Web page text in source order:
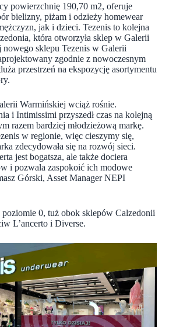
powierzchnię 190,70 m2, oferuje
bielizny, piżam i odzieży homewear
jak i dzieci. Tezenis to kolejna
która otworzyła sklep w Galerii
sklepu Tezenis w Galerii
zgodnie z nowoczesnym
przestrzeń na ekspozycję asortymentu
Warmińskiej wciąż rośnie.
i Intimissimi przyszedł czas na kolejną
razem bardziej młodzieżową markę.
w regionie, więc cieszymy się,
zdecydowała się na rozwój sieci.
jest bogatsza, ale także dociera
i pozwala zaspokoić ich modowe
Górski, Asset Manager NEPI
0, tuż obok sklepów Calzedonii
L’ancerto i Diverse.